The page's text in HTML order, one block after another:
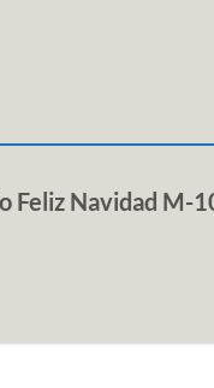
Feliz Navidad M-